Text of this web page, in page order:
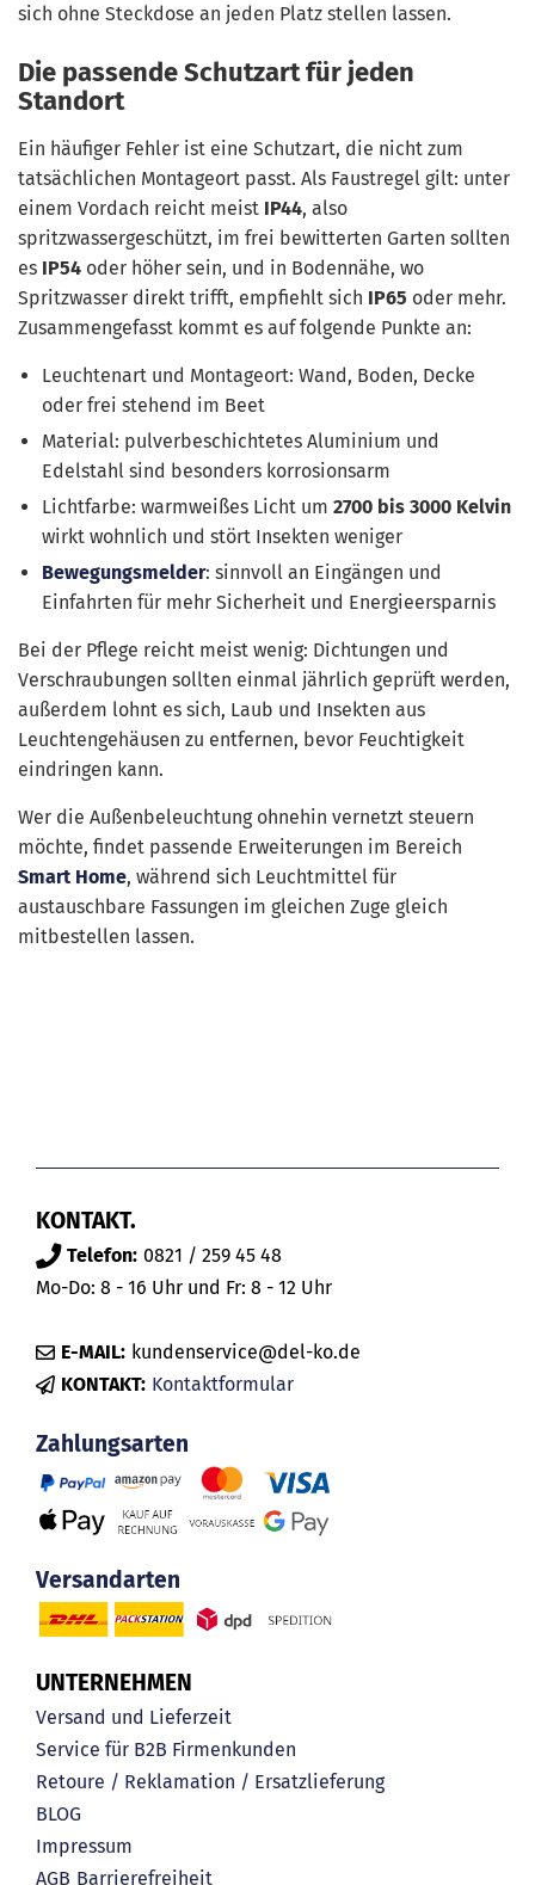
sich ohne Steckdose an jeden Platz stellen lassen.
Die passende Schutzart für jeden
Standort
Ein häufiger Fehler ist eine Schutzart, die nicht zum
tatsächlichen Montageort passt. Als Faustregel gilt: unter
einem Vordach reicht meist IP44, also
spritzwassergeschützt, im frei bewitterten Garten sollten
es IP54 oder höher sein, und in Bodennähe, wo
Spritzwasser direkt trifft, empfiehlt sich IP65 oder mehr.
Zusammengefasst kommt es auf folgende Punkte an:
Leuchtenart und Montageort: Wand, Boden, Decke
oder frei stehend im Beet
Material: pulverbeschichtetes Aluminium und
Edelstahl sind besonders korrosionsarm
Lichtfarbe: warmweißes Licht um 2700 bis 3000 Kelvin
wirkt wohnlich und stört Insekten weniger
Bewegungsmelder: sinnvoll an Eingängen und
Einfahrten für mehr Sicherheit und Energieersparnis
Bei der Pflege reicht meist wenig: Dichtungen und
Verschraubungen sollten einmal jährlich geprüft werden,
außerdem lohnt es sich, Laub und Insekten aus
Leuchtengehäusen zu entfernen, bevor Feuchtigkeit
eindringen kann.
Wer die Außenbeleuchtung ohnehin vernetzt steuern
möchte, findet passende Erweiterungen im Bereich
Smart Home, während sich Leuchtmittel für
austauschbare Fassungen im gleichen Zuge gleich
mitbestellen lassen.
KONTAKT.
Telefon: 0821 / 259 45 48
Mo-Do: 8 - 16 Uhr und Fr: 8 - 12 Uhr
E-MAIL: kundenservice@del-ko.de
KONTAKT: Kontaktformular
Zahlungsarten
Versandarten
UNTERNEHMEN
Versand und Lieferzeit
Service für B2B Firmenkunden
Retoure / Reklamation / Ersatzlieferung
BLOG
Impressum
AGB Barrierefreiheit